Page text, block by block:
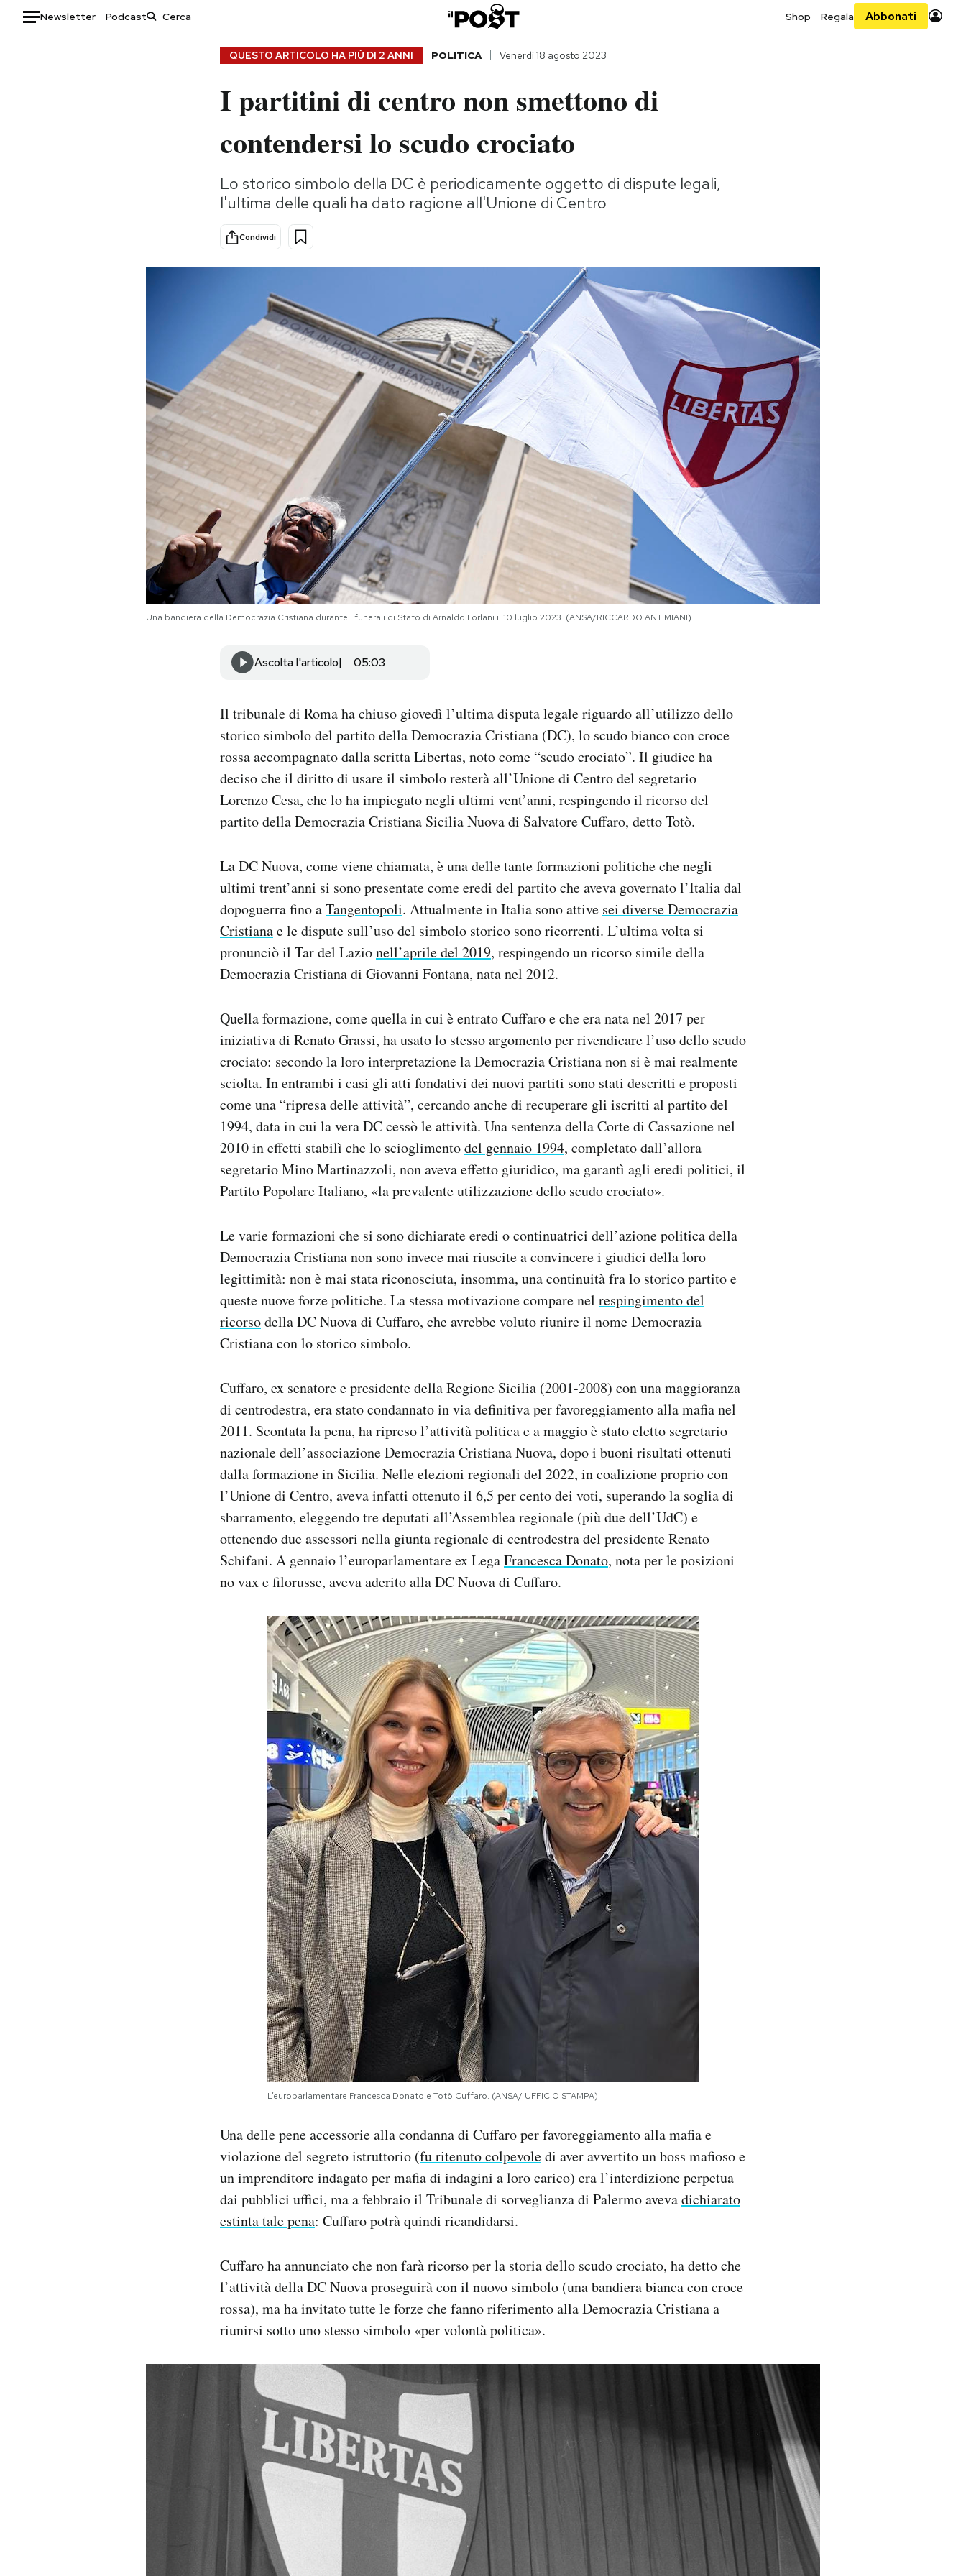
Newsletter Podcast Shop Regala Abbonati
Storie/Idee
Ok Boomer!
Altrecose
AREA PERSONALE
QUESTO ARTICOLO HA PIÙ DI 2 ANNI POLITICA Venerdì 18 agosto 2023
I partitini di centro non smettono di
contendersi lo scudo crociato
Lo storico simbolo della DC è periodicamente oggetto di dispute legali,
l'ultima delle quali ha dato ragione all'Unione di Centro
Condividi
Una bandiera della Democrazia Cristiana durante i funerali di Stato di Arnaldo Forlani il 10 luglio 2023. (ANSA/RICCARDO ANTIMIANI)
Ascolta l'articolo 05:03
Il tribunale di Roma ha chiuso giovedì l’ultima disputa legale riguardo all’utilizzo dello
storico simbolo del partito della Democrazia Cristiana (DC), lo scudo bianco con croce
rossa accompagnato dalla scritta Libertas, noto come “scudo crociato”. Il giudice ha
deciso che il diritto di usare il simbolo resterà all’Unione di Centro del segretario
Lorenzo Cesa, che lo ha impiegato negli ultimi vent’anni, respingendo il ricorso del
partito della Democrazia Cristiana Sicilia Nuova di Salvatore Cuffaro, detto Totò.
La DC Nuova, come viene chiamata, è una delle tante formazioni politiche che negli
ultimi trent’anni si sono presentate come eredi del partito che aveva governato l’Italia dal
dopoguerra fino aTangentopoli. Attualmente in Italia sono attive sei diverse Democrazia
Cristianae le dispute sull’uso del simbolo storico sono ricorrenti. L’ultima volta si
pronunciò il Tar del Lazionell’aprile del 2019, respingendo un ricorso simile della
Democrazia Cristiana di Giovanni Fontana, nata nel 2012.
Quella formazione, come quella in cui è entrato Cuffaro e che era nata nel 2017 per
iniziativa di Renato Grassi, ha usato lo stesso argomento per rivendicare l’uso dello scudo
crociato: secondo la loro interpretazione la Democrazia Cristiana non si è mai realmente
sciolta. In entrambi i casi gli atti fondativi dei nuovi partiti sono stati descritti e proposti
come una “ripresa delle attività”, cercando anche di recuperare gli iscritti al partito del
1994, data in cui la vera DC cessò le attività. Una sentenza della Corte di Cassazione nel
2010 in effetti stabilì che lo scioglimentodel gennaio 1994, completato dall’allora
segretario Mino Martinazzoli, non aveva effetto giuridico, ma garantì agli eredi politici, il
Partito Popolare Italiano, «la prevalente utilizzazione dello scudo crociato».
Le varie formazioni che si sono dichiarate eredi o continuatrici dell’azione politica della
Democrazia Cristiana non sono invece mai riuscite a convincere i giudici della loro
legittimità: non è mai stata riconosciuta, insomma, una continuità fra lo storico partito e
queste nuove forze politiche. La stessa motivazione compare nel respingimento del
ricorsodella DC Nuova di Cuffaro, che avrebbe voluto riunire il nome Democrazia
Cristiana con lo storico simbolo.
Cuffaro, ex senatore e presidente della Regione Sicilia (2001-2008) con una maggioranza
di centrodestra, era stato condannato in via definitiva per favoreggiamento alla mafia nel
2011. Scontata la pena, ha ripreso l’attività politica e a maggio è stato eletto segretario
nazionale dell’associazione Democrazia Cristiana Nuova, dopo i buoni risultati ottenuti
dalla formazione in Sicilia. Nelle elezioni regionali del 2022, in coalizione proprio con
l’Unione di Centro, aveva infatti ottenuto il 6,5 per cento dei voti, superando la soglia di
sbarramento, eleggendo tre deputati all’Assemblea regionale (più due dell’UdC) e
ottenendo due assessori nella giunta regionale di centrodestra del presidente Renato
Schifani. A gennaio l’europarlamentare ex LegaFrancesca Donato, nota per le posizioni
no vax e filorusse, aveva aderito alla DC Nuova di Cuffaro.
L’europarlamentare Francesca Donato e Totò Cuffaro. (ANSA/ UFFICIO STAMPA)
Una delle pene accessorie alla condanna di Cuffaro per favoreggiamento alla mafia e
violazione del segreto istruttorio (fu ritenuto colpevoledi aver avvertito un boss mafioso e
un imprenditore indagato per mafia di indagini a loro carico) era l’interdizione perpetua
dai pubblici uffici, ma a febbraio il Tribunale di sorveglianza di Palermo avevadichiarato
estinta tale pena: Cuffaro potrà quindi ricandidarsi.
Cuffaro ha annunciato che non farà ricorso per la storia dello scudo crociato, ha detto che
l’attività della DC Nuova proseguirà con il nuovo simbolo (una bandiera bianca con croce
rossa), ma ha invitato tutte le forze che fanno riferimento alla Democrazia Cristiana a
riunirsi sotto uno stesso simbolo «per volontà politica».